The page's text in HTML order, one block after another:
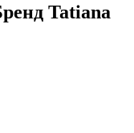
Tatiana